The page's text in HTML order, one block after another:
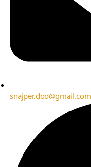
snajper.doo@gmail.com